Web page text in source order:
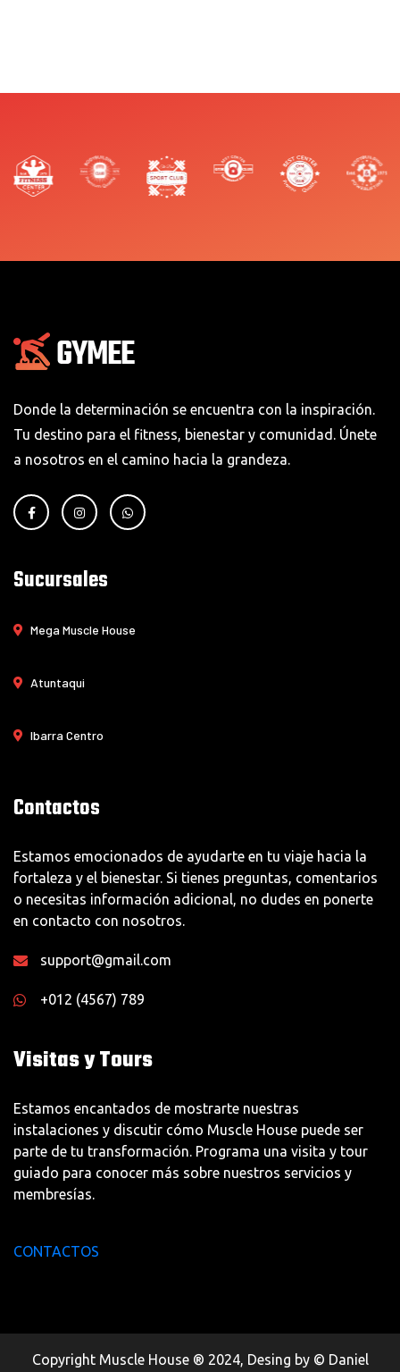
Donde la determinación se encuentra con la inspiración.
Tu destino para el fitness, bienestar y comunidad. Únete
a nosotros en el camino hacia la grandeza.
Sucursales
Mega Muscle House
Atuntaqui
Ibarra Centro
Contactos
Estamos emocionados de ayudarte en tu viaje hacia la
fortaleza y el bienestar. Si tienes preguntas, comentarios
o necesitas información adicional, no dudes en ponerte
en contacto con nosotros.
support@gmail.com
+012 (4567) 789
Visitas y Tours
Estamos encantados de mostrarte nuestras
instalaciones y discutir cómo Muscle House puede ser
parte de tu transformación. Programa una visita y tour
guiado para conocer más sobre nuestros servicios y
membresías.
CONTACTOS
Copyright Muscle House ® 2024, Desing by © Daniel